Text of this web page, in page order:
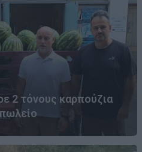
2 τόνους καρπούζια